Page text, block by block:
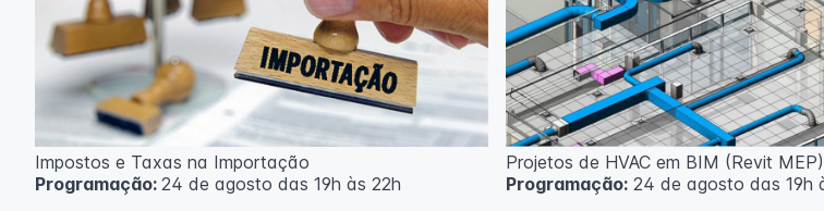
Impostos e Taxas na Importação
Programação: 24 de agosto das 19h às 22h
Projetos de HVAC em BIM (Revit MEP)
Programação:24 de agosto das 19h